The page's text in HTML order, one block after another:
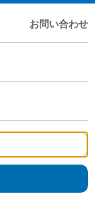
お問い合わせ